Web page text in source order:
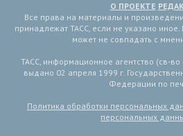
О ПРОЕКТЕ
Все права на материалы и
принадлежат ТАСС, если не указано
может не совпадать с
ТАСС, информационное агентство (св-
выдано 02 апреля 1999 г.
Федерации по
Политика обработки персональных
персональных